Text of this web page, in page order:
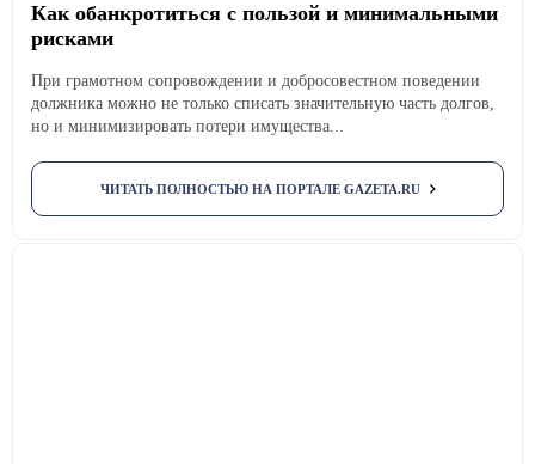
Как обанкротиться с пользой и минимальными
рисками
При грамотном сопровождении и добросовестном поведении
должника можно не только списать значительную часть долгов,
но и минимизировать потери имущества...
ЧИТАТЬ ПОЛНОСТЬЮ НА ПОРТАЛЕ GAZETA.RU